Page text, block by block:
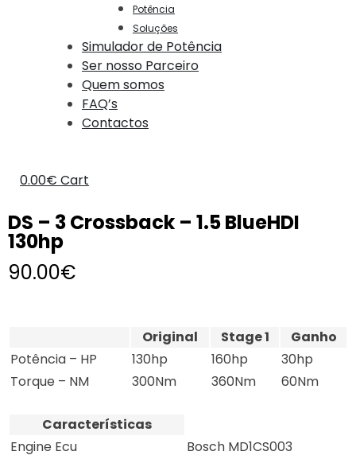
Potência
Soluções
Simulador de Potência
Ser nosso Parceiro
Quem somos
FAQ’s
Contactos
0.00€ Cart
DS – 3 Crossback – 1.5 BlueHDI
130hp
90.00€
Original Stage 1
Ganho
Potência – HP
130hp 160hp
30hp
Torque – NM
300Nm 360Nm 60Nm
Características
Engine Ecu
Bosch MD1CS003